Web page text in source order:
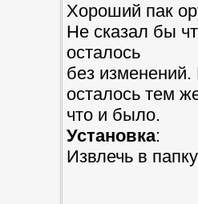
Хороший пак
Не сказал бы
осталось
без изменений.
осталось тем
что и было.
Установка:
Извлечь в